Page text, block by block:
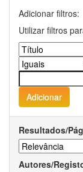
Adicionar filtros:
Utilizar filtros
Resultados/
Autores/